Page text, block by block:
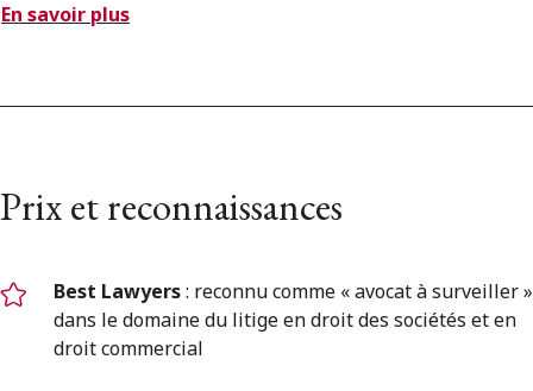
En savoir plus
Prix et reconnaissances
Best Lawyers: reconnu comme « avocat à surveiller »
dans le domaine du litige en droit des sociétés et en
droit commercial